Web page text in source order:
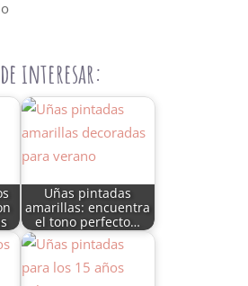
interesar:
Uñas pintadas
amarillas: encuentra
el tono perfecto…